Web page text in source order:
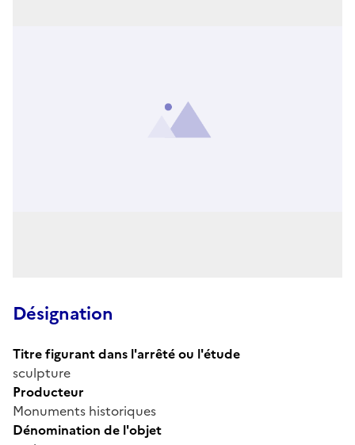
Désignation
Titre figurant dans l'arrêté ou l'étude
sculpture
Producteur
Monuments historiques
Dénomination de l'objet